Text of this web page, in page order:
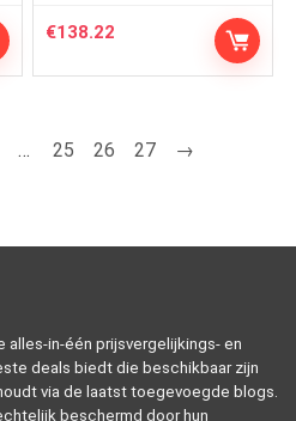
€138.22
… 25 26 27 →
alles-in-één prijsvergelijkings- en
deals biedt die beschikbaar zijn
via de laatst toegevoegde blogs.
beschermd door hun